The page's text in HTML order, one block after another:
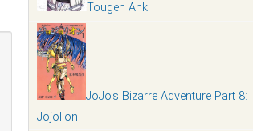
Tougen Anki
JoJo’s Bizarre Adventure Part 8:
Jojolion